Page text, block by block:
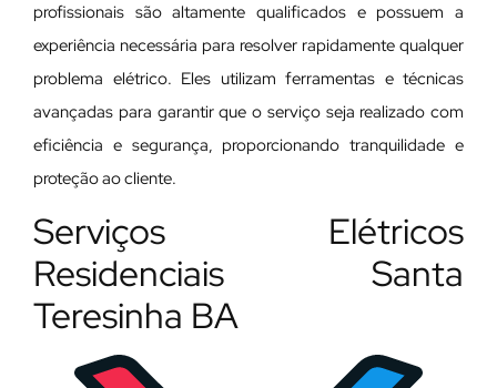
profissionais são altamente qualificados e possuem a
experiência necessária para resolver rapidamente qualquer
problema elétrico. Eles utilizam ferramentas e técnicas
avançadas para garantir que o serviço seja realizado com
eficiência e segurança, proporcionando tranquilidade e
proteção ao cliente.
Serviços Elétricos
Residenciais Santa
Teresinha BA